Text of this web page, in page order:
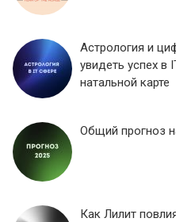
Астрология и
увидеть успех в
натальной карте
Общий прогноз
Как Лилит